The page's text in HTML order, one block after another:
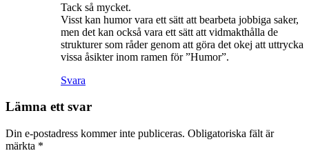
Tack så mycket.
Visst kan humor vara ett sätt att bearbeta jobbiga saker,
men det kan också vara ett sätt att vidmakthålla de
strukturer som råder genom att göra det okej att uttrycka
vissa åsikter inom ramen för ”Humor”.
Svara
Lämna ett svar
Din e-postadress kommer inte publiceras. Obligatoriska fält är
märkta *